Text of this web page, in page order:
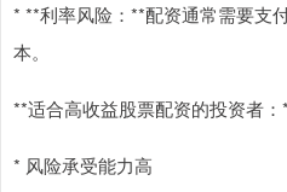
* **利率风险：**配资通常需要支
本。
**适合高收益股票配资的投资者：
* 风险承受能力高